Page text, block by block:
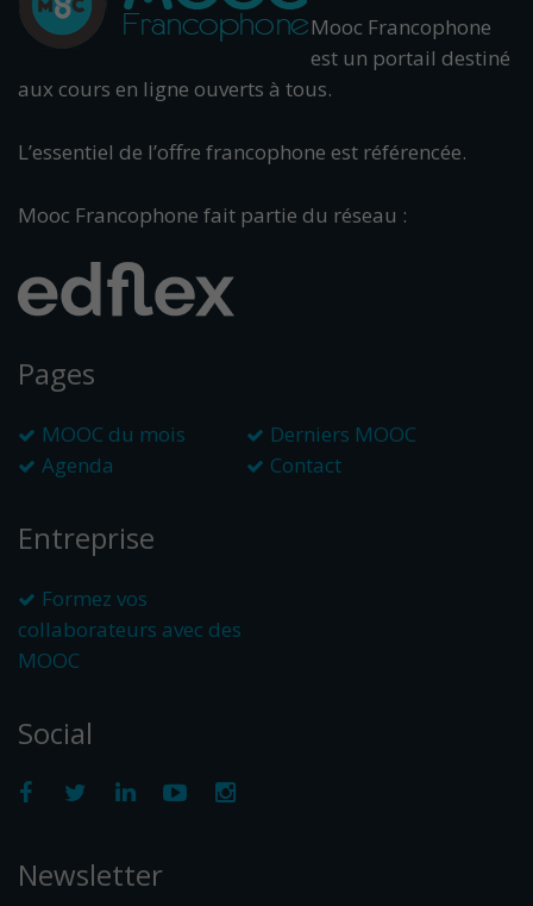
Mooc Francophone
est un portail destiné
aux cours en ligne ouverts à tous.
L’essentiel de l’offre francophone est référencée.
Mooc Francophone fait partie du réseau :
Pages
MOOC du mois
Derniers MOOC
Agenda
Contact
Entreprise
Formez vos
collaborateurs avec des
MOOC
Social
Newsletter